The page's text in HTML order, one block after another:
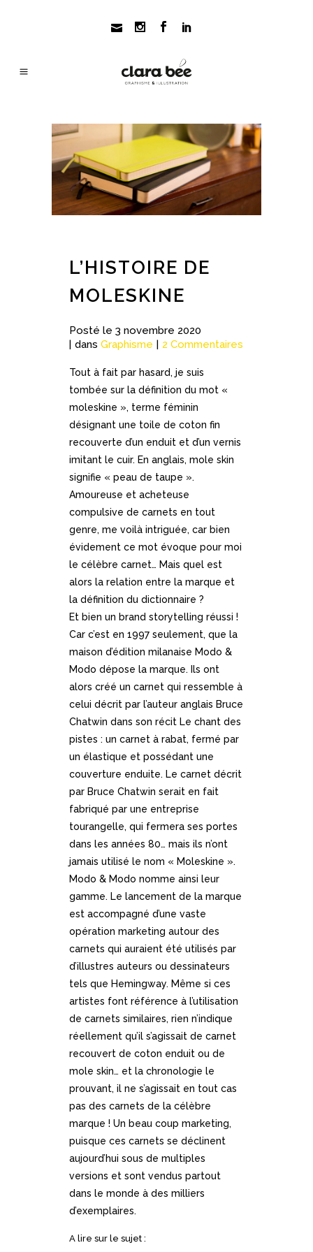
L’HISTOIRE DE
MOLESKINE
Posté le 3 novembre 2020
dans Graphisme 2 Commentaires
Tout à fait par hasard, je suis
tombée sur la définition du mot «
moleskine », terme féminin
désignant une toile de coton fin
recouverte d’un enduit et d’un vernis
imitant le cuir. En anglais, mole skin
signifie « peau de taupe ».
Amoureuse et acheteuse
compulsive de carnets en tout
genre, me voilà intriguée, car bien
évidement ce mot évoque pour moi
le célèbre carnet… Mais quel est
alors la relation entre la marque et
la définition du dictionnaire ?
Et bien un brand storytelling réussi !
Car c’est en 1997 seulement, que la
maison d’édition milanaise Modo &
Modo dépose la marque. Ils ont
alors créé un carnet qui ressemble à
celui décrit par l’auteur anglais Bruce
Chatwin dans son récit Le chant des
pistes : un carnet à rabat, fermé par
un élastique et possédant une
couverture enduite. Le carnet décrit
par Bruce Chatwin serait en fait
fabriqué par une entreprise
tourangelle, qui fermera ses portes
dans les années 80… mais ils n’ont
jamais utilisé le nom « Moleskine ».
Modo & Modo nomme ainsi leur
gamme. Le lancement de la marque
est accompagné d’une vaste
opération marketing autour des
carnets qui auraient été utilisés par
d’illustres auteurs ou dessinateurs
tels que Hemingway. Même si ces
artistes font référence à l’utilisation
de carnets similaires, rien n’indique
réellement qu’il s’agissait de carnet
recouvert de coton enduit ou de
mole skin… et la chronologie le
prouvant, il ne s’agissait en tout cas
pas des carnets de la célèbre
marque ! Un beau coup marketing,
puisque ces carnets se déclinent
aujourd’hui sous de multiples
versions et sont vendus partout
dans le monde à des milliers
d’exemplaires.
A lire sur le sujet :